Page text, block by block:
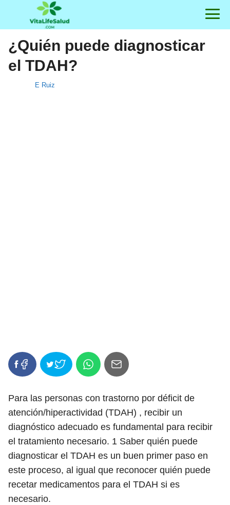
¿Quién puede diagnosticar
el TDAH?
E Ruiz
Para las personas con trastorno por déficit de
atención/hiperactividad (TDAH) , recibir un
diagnóstico adecuado es fundamental para recibir
el tratamiento necesario. 1 Saber quién puede
diagnosticar el TDAH es un buen primer paso en
este proceso, al igual que reconocer quién puede
recetar medicamentos para el TDAH si es
necesario.